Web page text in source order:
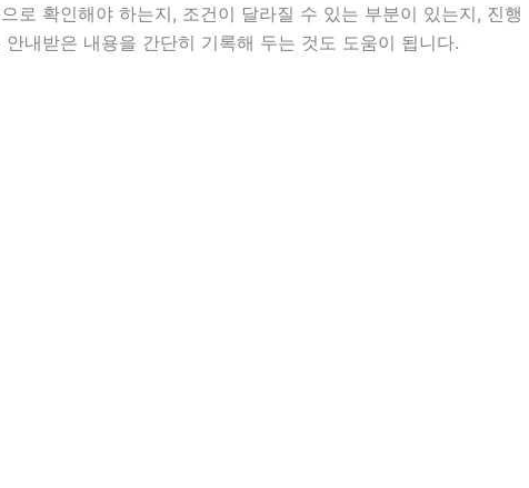
로 확인해야 하는지, 조건이 달라질 수 있는 부분이 있는지, 진행
내받은 내용을 간단히 기록해 두는 것도 도움이 됩니다.